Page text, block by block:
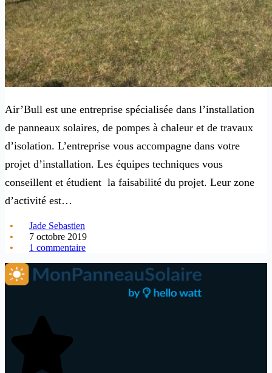
Air’Bull est une entreprise spécialisée dans l’installation
de panneaux solaires, de pompes à chaleur et de travaux
d’isolation. L’entreprise vous accompagne dans votre
projet d’installation. Les équipes techniques vous
conseillent et étudient la faisabilité du projet. Leur zone
d’activité est…
Jade Sebastien
7 octobre 2019
1 commentaire